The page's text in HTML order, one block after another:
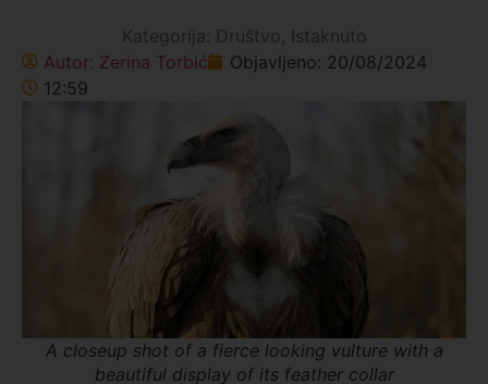
Kategorija: Društvo
Istaknuto
Autor: Zerina Torbić Objavljeno: 20/08/2024
12:59
A closeup shot of a fierce looking vulture with a
beautiful display of its feather collar